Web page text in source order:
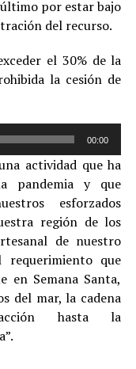
por estar bajo
del recurso.
el 30% de la
la cesión de
00:00
actividad que ha
pandemia y que
esforzados
región de los
de nuestro
que
en Semana Santa,
del mar, la cadena
hasta la